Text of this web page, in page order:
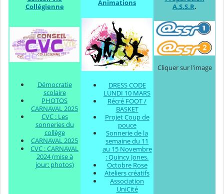
Collégienne
Animations
A.S.S.R.
Cliquer sur l'image
Démocratie
scolaire
PHOTOS
CARNAVAL 2025
CVC : Les
sonneries du
collège
CARNAVAL 2025
CVC : CARNAVAL
2024 (mise à
jour: photos)
DRESS CODE
LUNDI 10 MARS
Récré FOOT /
BASKET
Projet Coup de
pouce
Sonnerie de la
semaine du 11
au 15 Novembre
: Quincy Jones.
Octobre Rose
Ateliers créatifs
Association
UniCité